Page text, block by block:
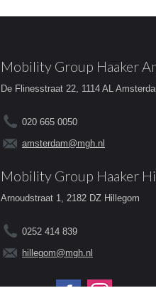
Mobility Group Haaker
De Flinesstraat 22, 1114 AL
020 665 0050
amsterdam@mgh.nl
Mobility Group Haaker
Arnoudstraat 1, 2182 DZ Hillegom
0252 414 839
hillegom@mgh.nl
Volg ons op: